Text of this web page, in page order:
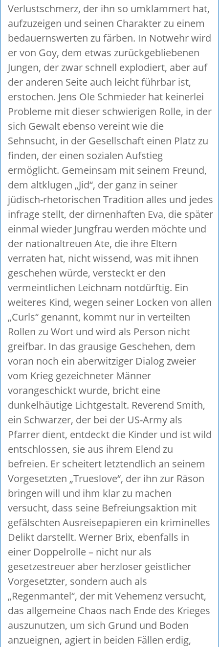
Verlustschmerz, der ihn so umklammert hat,
aufzuzeigen und seinen Charakter zu einem
bedauernswerten zu färben. In Notwehr wird
er von Goy, dem etwas zurückgebliebenen
Jungen, der zwar schnell explodiert, aber auf
der anderen Seite auch leicht führbar ist,
erstochen. Jens Ole Schmieder hat keinerlei
Probleme mit dieser schwierigen Rolle, in der
sich Gewalt ebenso vereint wie die
Sehnsucht, in der Gesellschaft einen Platz zu
finden, der einen sozialen Aufstieg
ermöglicht. Gemeinsam mit seinem Freund,
dem altklugen „Jid“, der ganz in seiner
jüdisch-rhetorischen Tradition alles und jedes
infrage stellt, der dirnenhaften Eva, die später
einmal wieder Jungfrau werden möchte und
der nationaltreuen Ate, die ihre Eltern
verraten hat, nicht wissend, was mit ihnen
geschehen würde, versteckt er den
vermeintlichen Leichnam notdürftig. Ein
weiteres Kind, wegen seiner Locken von allen
„Curls“ genannt, kommt nur in verteilten
Rollen zu Wort und wird als Person nicht
greifbar. In das grausige Geschehen, dem
voran noch ein aberwitziger Dialog zweier
vom Krieg gezeichneter Männer
vorangeschickt wurde, bricht eine
dunkelhäutige Lichtgestalt. Reverend Smith,
ein Schwarzer, der bei der US-Army als
Pfarrer dient, entdeckt die Kinder und ist wild
entschlossen, sie aus ihrem Elend zu
befreien. Er scheitert letztendlich an seinem
Vorgesetzten „Trueslove“, der ihn zur Räson
bringen will und ihm klar zu machen
versucht, dass seine Befreiungsaktion mit
gefälschten Ausreisepapieren ein kriminelles
Delikt darstellt. Werner Brix, ebenfalls in
einer Doppelrolle – nicht nur als
gesetzestreuer aber herzloser geistlicher
Vorgesetzter, sondern auch als
„Regenmantel“, der mit Vehemenz versucht,
das allgemeine Chaos nach Ende des Krieges
auszunutzen, um sich Grund und Boden
anzueignen, agiert in beiden Fällen erdig,